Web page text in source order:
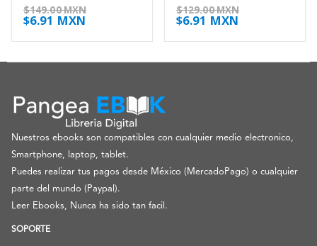
0out of 5
$149.00 MXN
$6.91 MXN
0out of 5
$129.00 MXN
$6.91 MXN
Nuestros ebooks son compatibles con cualquier medio electronico,
Smartphone, laptop, tablet.
Puedes realizar tus pagos desde México (MercadoPago) o cualquier
parte del mundo (Paypal).
Leer Ebooks, Nunca ha sido tan facil.
SOPORTE